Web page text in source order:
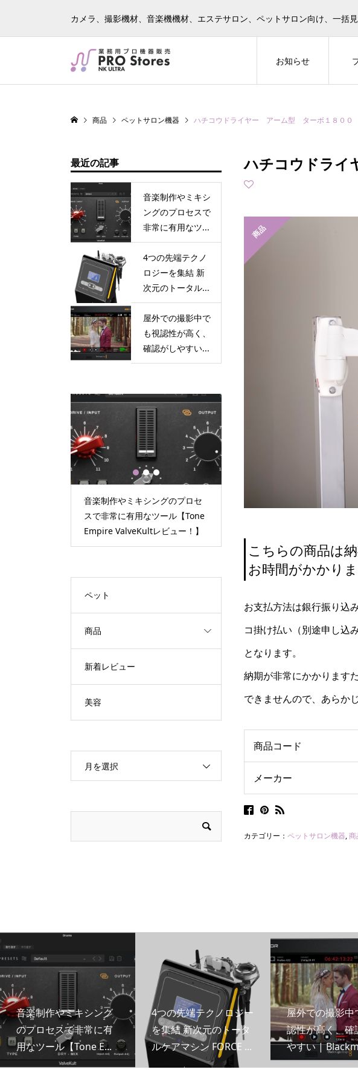
カメラ、撮影機材、音楽機機材、エステサロン、ペットサロン向け、一括
お知らせ
商品 ペットサロン機器 ハチコウドライヤー アーム型 ターボ１８００
ハチコウドラ
商品
こちらの商品は
お時間がかかりま
お支払方法は銀行振り込
コ掛け払い（別途申し込
となります。
納期が非常にかかります
できませんので、あらか
商品コード
メーカー
カテゴリー： ペットサロン機器,商
最近の記事
音楽制作やミキシ
ングのプロセスで
非常に有用なツ...
4つの先端テクノ
ロジーを集結 新
次元のトータル...
屋外での撮影中で
も視認性が高く、
確認がしやすい...
音楽制作やミキシングのプロセ
スで非常に有用なツール【Tone
Empire ValveKultレビュー！】
1 2 3
ペット
商品
新着レビュー
美容
月を選択
音楽制作やミキシング
のプロセスで非常に有
用なツール【Tone E...
4つの先端テクノロジー
を集結 新次元のトータ
ルケアマシン FORCE ...
屋外での撮影中
認性が高く、確
やすい |